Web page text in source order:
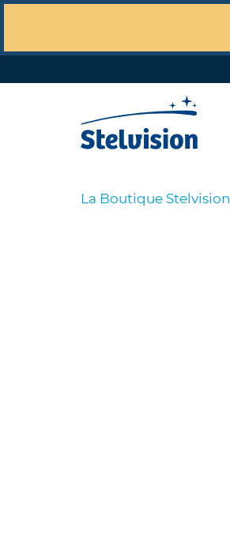
La Boutique Stelvision